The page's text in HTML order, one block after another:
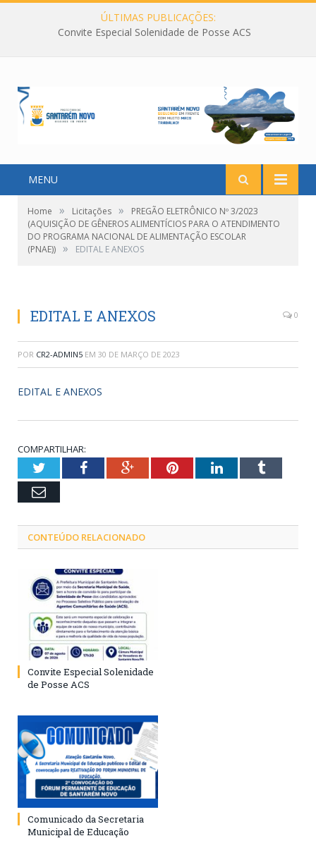
ÚLTIMAS PUBLICAÇÕES:
Convite Especial Solenidade de Posse ACS
MENU
Home » Licitações »
PREGÃO ELETRÔNICO Nº 3/2023
(AQUISIÇÃO DE GÊNEROS ALIMENTÍCIOS PARA O ATENDIMENTO
DO PROGRAMA NACIONAL DE ALIMENTAÇÃO ESCOLAR
(PNAE)) » EDITAL E ANEXOS
EDITAL E ANEXOS 0
POR CR2-ADMIN5 EM 30 DE MARÇO DE 2023
EDITAL E ANEXOS
COMPARTILHAR:
TwitterFacebookGoogle+PinterestLinkedInTumblr
Email
CONTEÚDO RELACIONADO
Convite Especial Solenidade
de Posse ACS
Comunicado da Secretaria
Municipal de Educação